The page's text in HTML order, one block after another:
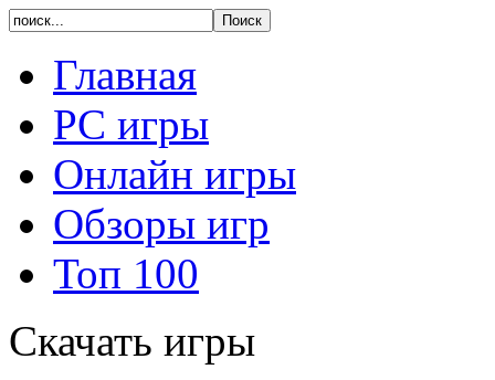
Главная
PC игры
Онлайн игры
Обзоры игр
Топ 100
Скачать игры